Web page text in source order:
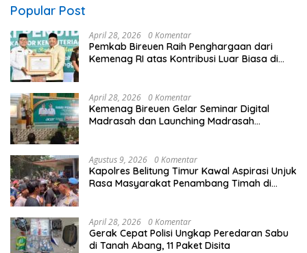
Popular Post
April 28, 2026 0 Komentar
Pemkab Bireuen Raih Penghargaan dari
Kemenag RI atas Kontribusi Luar Biasa di
April 28, 2026 0 Komentar
Kemenag Bireuen Gelar Seminar Digital
Madrasah dan Launching Madrasah
Agustus 9, 2026 0 Komentar
Kapolres Belitung Timur Kawal Aspirasi Unjuk
Rasa Masyarakat Penambang Timah di
April 28, 2026 0 Komentar
Gerak Cepat Polisi Ungkap Peredaran Sabu
di Tanah Abang, 11 Paket Disita